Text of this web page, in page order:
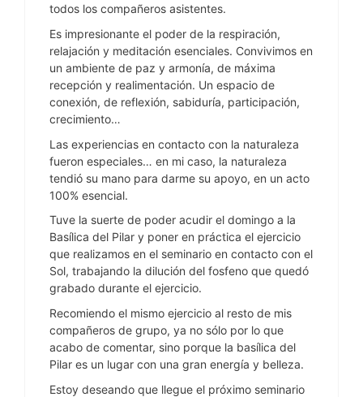
todos los compañeros asistentes.
Es impresionante el poder de la respiración,
relajación y meditación esenciales. Convivimos en
un ambiente de paz y armonía, de máxima
recepción y realimentación. Un espacio de
conexión, de reflexión, sabiduría, participación,
crecimiento…
Las experiencias en contacto con la naturaleza
fueron especiales… en mi caso, la naturaleza
tendió su mano para darme su apoyo, en un acto
100% esencial.
Tuve la suerte de poder acudir el domingo a la
Basílica del Pilar y poner en práctica el ejercicio
que realizamos en el seminario en contacto con el
Sol, trabajando la dilución del fosfeno que quedó
grabado durante el ejercicio.
Recomiendo el mismo ejercicio al resto de mis
compañeros de grupo, ya no sólo por lo que
acabo de comentar, sino porque la basílica del
Pilar es un lugar con una gran energía y belleza.
Estoy deseando que llegue el próximo seminario